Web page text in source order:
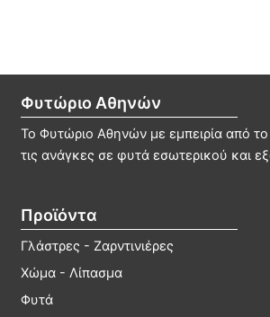
μπορούν
να
Φυτώριο Αθηνών
Το Φυτώριο Αθηνών με εμπειρία από
τις ανάγκες σε φυτά εσωτερικού και
Προϊόντα
Γλάστρες - Ζαρντινιέρες
Χώμα - Λίπασμα
Φυτά